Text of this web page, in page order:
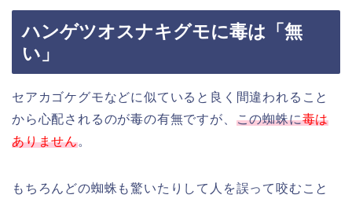
ハンゲツオスナキグモに毒は「無
い」
セアカゴケグモなどに似ていると良く間違われること
から心配されるのが毒の有無ですが、 この蜘蛛に毒は
ありません。
もちろんどの蜘蛛も驚いたりして人を誤って咬むこと